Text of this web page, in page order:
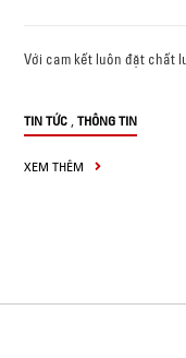
Với cam kết luôn đặt chất
TIN TỨC , THÔNG TIN
XEM THÊM